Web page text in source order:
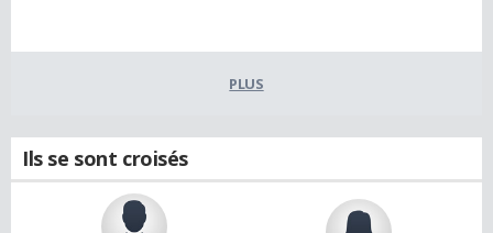
PLUS
Ils se sont croisés